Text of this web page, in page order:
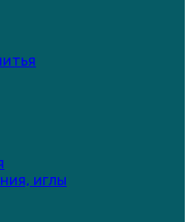
иглы